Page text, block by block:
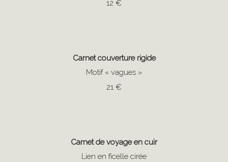
12 €
Carnet couverture rigide
Motif « vagues »
21 €
Carnet de voyage en cuir
Lien en ficelle cirée